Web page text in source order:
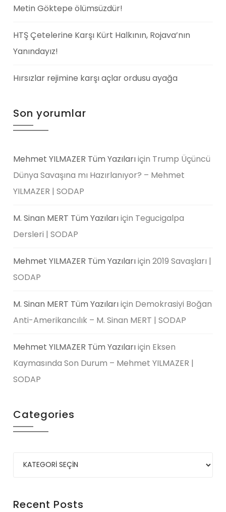
Metin Göktepe ölümsüzdür!
HTŞ Çetelerine Karşı Kürt Halkının, Rojava’nın
Yanındayız!
Hırsızlar rejimine karşı açlar ordusu ayağa
Son yorumlar
Mehmet YILMAZER Tüm Yazılarıiçin Trump Üçüncü
Dünya Savaşına mı Hazırlanıyor? – Mehmet
YILMAZER | SODAP
M. Sinan MERT Tüm Yazılarıiçin Tegucigalpa
Dersleri | SODAP
Mehmet YILMAZER Tüm Yazılarıiçin2019 Savaşları |
SODAP
M. Sinan MERT Tüm Yazılarıiçin Demokrasiyi Boğan
Anti-Amerikancılık – M. Sinan MERT | SODAP
Mehmet YILMAZER Tüm Yazılarıiçin Eksen
Kaymasında Son Durum – Mehmet YILMAZER |
SODAP
Categories
Recent Posts